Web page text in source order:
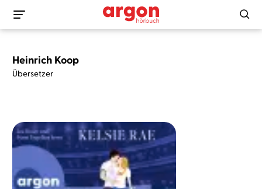
Heinrich Koop
Übersetzer